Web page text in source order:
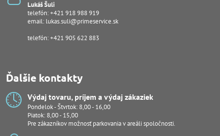
Lukáš Šuli
telefón:+421 918 988 919
email: lukas.suli@primeservice.sk
telefón: +421 905 622 883
Ďalšie kontakty
Výdaj tovaru, príjem a výdaj zákaziek
Pondelok - Štvrtok: 8,00 - 16,00
Piatok: 8,00 - 15,00
Pre zákazníkov možnosť parkovania v areáli spoločnosti.